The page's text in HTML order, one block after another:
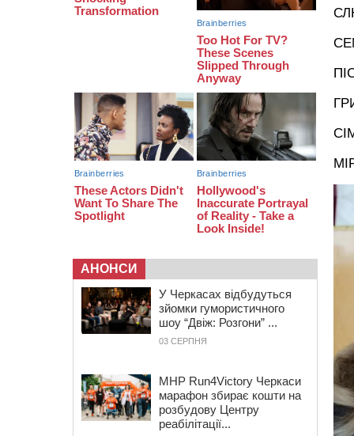
оновлюють дорожню розмітку біля
навчальних закладів (ФОТОФАКТ)
На честь загиблого захисника і
чемпіона світу в Черкасах відкрили
спортивно-реабілітаційний центр
АНОНСИ
У Черкасах відбудуться
зйомки гумористичного
шоу “Двіж: Розгони” ...
03 СЕРПНЯ
MHP Run4Victory Черкаси
марафон збирає кошти на
розбудову Центру
реабілітації...